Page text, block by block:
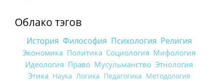
Облако тэгов
История Философия Психология Религия
Экономика Политика Социология Мифология
Идеология Право Мусульманство Этнология
Этика Наука Логика Педагогика Методология